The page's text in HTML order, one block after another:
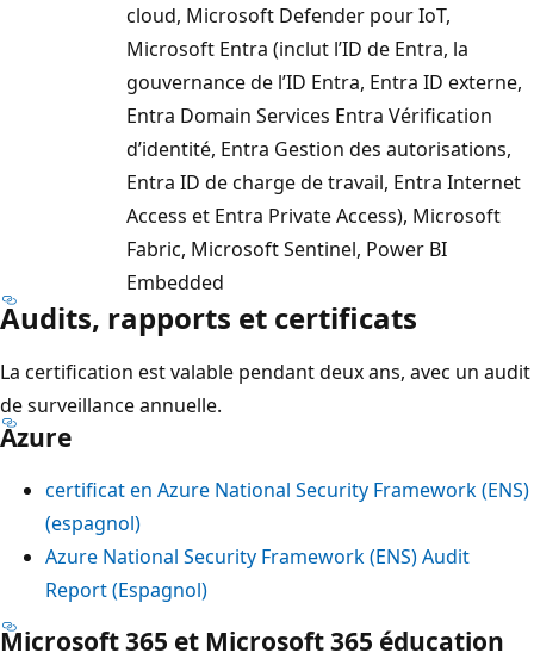
cloud, Microsoft Defender pour IoT,
Microsoft Entra (inclut l’ID de Entra, la
gouvernance de l’ID Entra, Entra ID externe,
Entra Domain Services Entra Vérification
d’identité, Entra Gestion des autorisations,
Entra ID de charge de travail, Entra Internet
Access et Entra Private Access), Microsoft
Fabric, Microsoft Sentinel, Power BI
Embedded
Audits, rapports et certificats
La certification est valable pendant deux ans, avec un audit
de surveillance annuelle.
Azure
certificat en Azure National Security Framework (ENS)
(espagnol)
Azure National Security Framework (ENS) Audit
Report (Espagnol)
Microsoft 365 et Microsoft 365 éducation